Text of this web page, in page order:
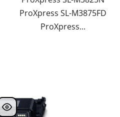
ProXpress SL-M3875FD
ProXpress...